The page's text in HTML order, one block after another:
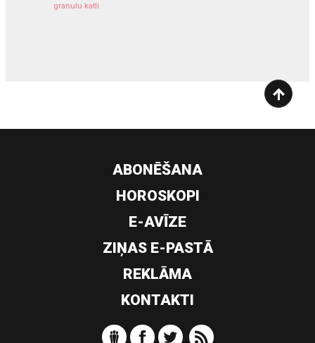
granulu katli
ABONĒŠANA
HOROSKOPI
E-AVĪZE
ZIŅAS E-PASTĀ
REKLĀMA
KONTAKTI